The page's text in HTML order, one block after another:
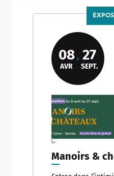
08
AVR
27
SEPT.
Manoirs &